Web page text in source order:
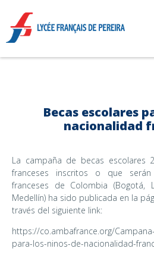
Becas escolares
nacionalidad
La campaña de becas escolares
franceses inscritos o que
franceses de Colombia (Bogotá,
Medellín) ha sido publicada en la
través del siguiente link:
https://co.ambafrance.org/
para-los-ninos-de-nacionalidad-